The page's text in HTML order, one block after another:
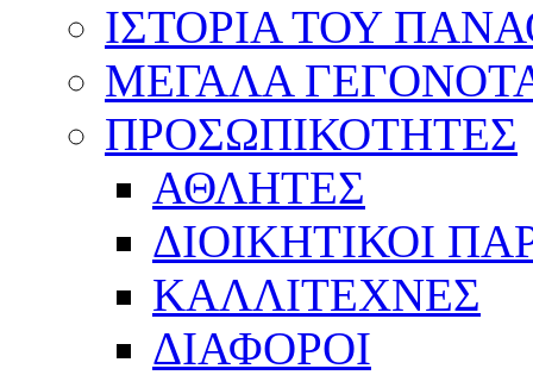
ΙΣΤΟΡΙΑ ΤΟΥ
ΜΕΓΑΛΑ
ΠΡΟΣΩΠΙΚΟΤΗΤΕΣ
ΑΘΛΗΤΕΣ
ΔΙΟΙΚΗΤΙΚΟΙ
ΚΑΛΛΙΤΕΧΝΕΣ
ΔΙΑΦΟΡΟΙ